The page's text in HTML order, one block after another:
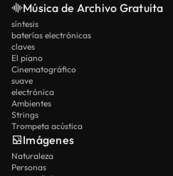
Música de Archivo Gratuita
síntesis
baterías electrónicas
claves
El piano
Cinematográfico
suave
electrónica
Ambientes
Strings
Trompeta acústica
Imágenes
Naturaleza
Personas